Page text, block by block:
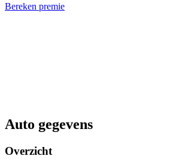
Bereken premie
Auto gegevens
Overzicht